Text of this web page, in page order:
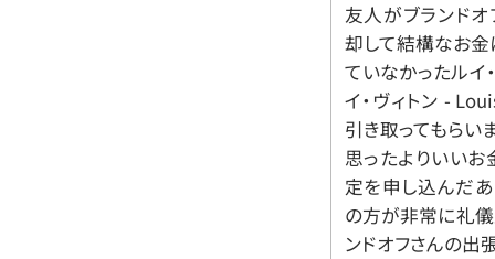
友人がブランド
却して結構なお金
ていなかったルイ
イ・ヴィトン -
引き取ってもらい
思ったよりいいお
定を申し込んだ
の方が非常に礼儀
ンドオフさんの出